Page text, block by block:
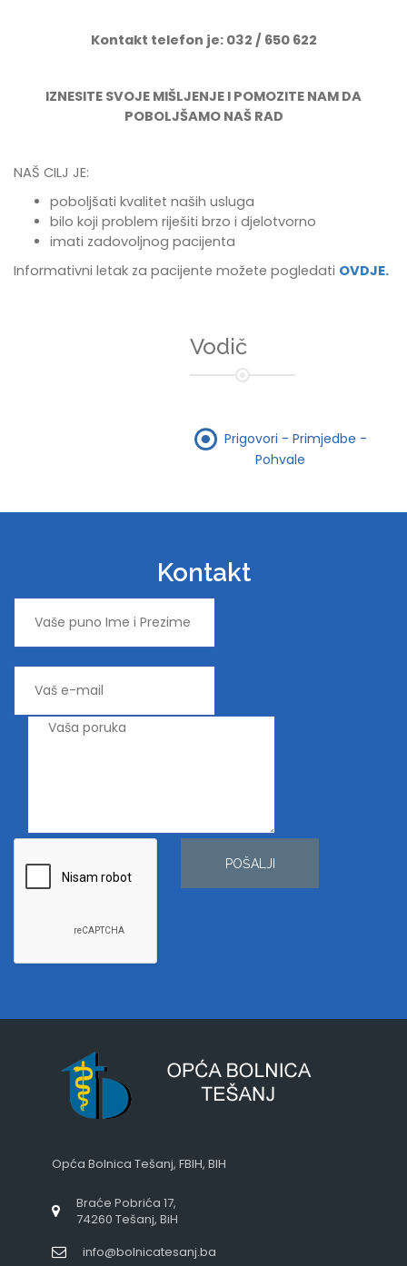
Kontakt telefon je: 032 / 650 622
IZNESITE SVOJE MIŠLJENJE I POMOZITE NAM DA
POBOLJŠAMO NAŠ RAD
NAŠ CILJ JE:
poboljšati kvalitet naših usluga
bilo koji problem riješiti brzo i djelotvorno
imati zadovoljnog pacijenta
Informativni letak za pacijente možete pogledati OVDJE.
Vodič
Prigovori - Primjedbe -
Pohvale
Kontakt
POŠALJI
Opća Bolnica Tešanj, FBIH, BIH
Braće Pobrića 17,
74260 Tešanj, BiH
info@bolnicatesanj.ba